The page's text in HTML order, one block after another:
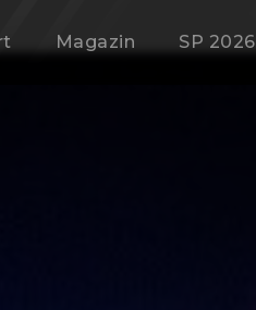
Magazin SP 2026